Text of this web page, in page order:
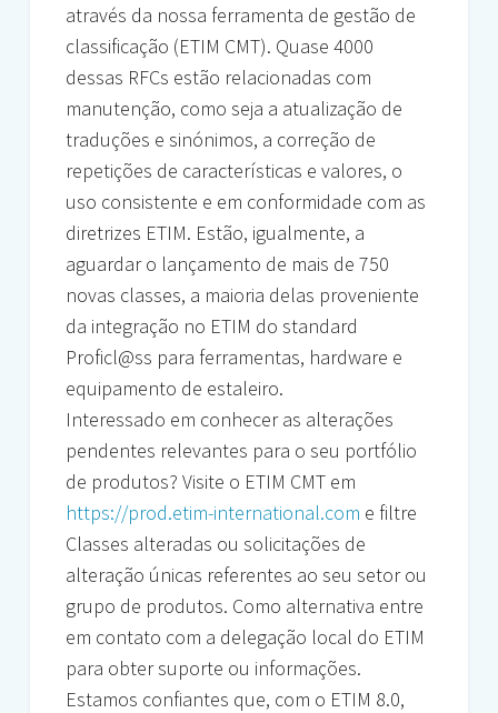
através da nossa ferramenta de gestão de
classificação (ETIM CMT). Quase 4000
dessas RFCs estão relacionadas com
manutenção, como seja a atualização de
traduções e sinónimos, a correção de
repetições de características e valores, o
uso consistente e em conformidade com as
diretrizes ETIM. Estão, igualmente, a
aguardar o lançamento de mais de 750
novas classes, a maioria delas proveniente
da integração no ETIM do standard
Proficl@ss para ferramentas, hardware e
equipamento de estaleiro.
Interessado em conhecer as alterações
pendentes relevantes para o seu portfólio
de produtos? Visite o ETIM CMT em
https://prod.etim-international.com e filtre
Classes alteradas ou solicitações de
alteração únicas referentes ao seu setor ou
grupo de produtos. Como alternativa entre
em contato com a delegação local do ETIM
para obter suporte ou informações.
Estamos confiantes que, com o ETIM 8.0,